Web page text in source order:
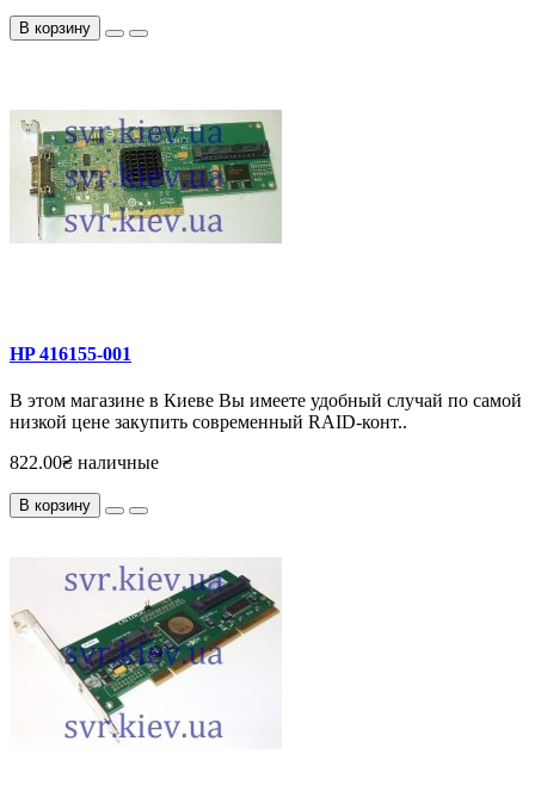
В корзину
HP 416155-001
В этом магазине в Киеве Вы имеете удобный случай по самой
низкой цене закупить современный RAID-конт..
822.00₴ наличные
В корзину